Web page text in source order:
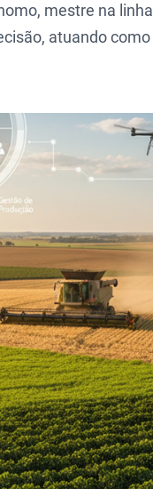
mestre na
atuando